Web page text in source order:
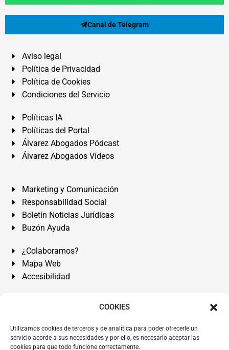
COOKIES
Utilizamos cookies de terceros y de analítica para poder ofrecerle un
servicio acorde a sus necesidades y por ello, es necesario aceptar las
cookies para que todo funcione correctamente.
Canal de Telegram
Aviso legal
Política de Privacidad
Política de Cookies
Condiciones del Servicio
Políticas IA
Políticas del Portal
Álvarez Abogados Pódcast
Álvarez Abogados Vídeos
Marketing y Comunicación
Responsabilidad Social
Boletín Noticias Jurídicas
Buzón Ayuda
¿Colaboramos?
Mapa Web
Accesibilidad
Álvarez Abogados Tenerife:Calle Teobaldo Power Nº 7,
de Tenerife. Islas Canarias.